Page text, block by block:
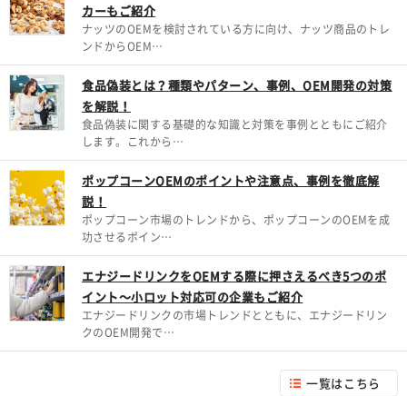
カーもご紹介
ナッツのOEMを検討されている方に向け、ナッツ商品のトレ
ンドからOEM…
食品偽装とは？種類やパターン、事例、OEM開発の対策
を解説！
食品偽装に関する基礎的な知識と対策を事例とともにご紹介
します。これから…
ポップコーンOEMのポイントや注意点、事例を徹底解
説！
ポップコーン市場のトレンドから、ポップコーンのOEMを成
功させるポイン…
エナジードリンクをOEMする際に押さえるべき5つのポ
イント～小ロット対応可の企業もご紹介
エナジードリンクの市場トレンドとともに、エナジードリン
クのOEM開発で…
一覧はこちら